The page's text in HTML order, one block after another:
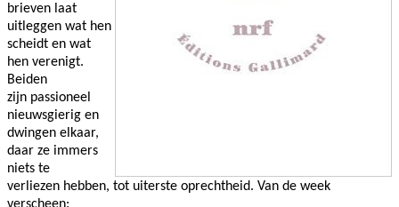
brieven laat
uitleggen wat hen
scheidt en wat
hen verenigt.
Beiden
zijn passioneel
nieuwsgierig en
dwingen elkaar,
daar ze immers
niets te
verliezen hebben, tot uiterste oprechtheid. Van de week